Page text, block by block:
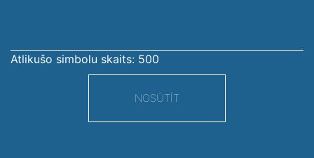
Atlikušo simbolu skaits: 500
NOSŪTĪT